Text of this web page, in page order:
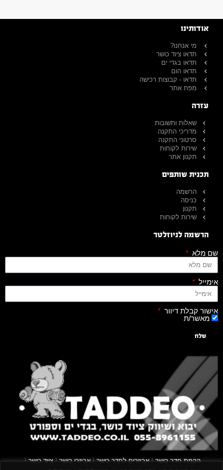
אודותינו
מי אנחנו?
תדאו ציוד כושר
תדאו בגדי ים
תדאו הום
תדאו - קבוצות רכישה
מפת אתר
עזרה
שאלות ותשובות
מדריכי התקנה
סרטוני התקנה
שירות לקוחות
תקנון אתר
תכנית שותפים
הרשמה
כניסה
תקנון
שירות לקוחות
הרשמה לניוזלטר
שם מלא
אימייל
אישור קבלת דיוור
מאשר/ת
שלח
הקמת חדר כושר|אביזרים לחדר כושר|אביזרי כושר|ציוד כושר|